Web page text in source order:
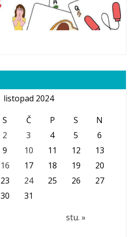
listopad 2024
S Č P S N
stu. »
2 3 4 5
6
9 10 11 12
13
16 17 18 19
20
23 24 25 26
27
30 31